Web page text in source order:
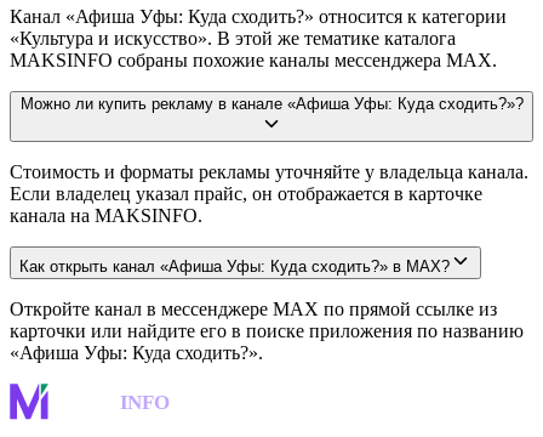
Канал «Афиша Уфы: Куда сходить?» относится к категории
«Культура и искусство». В этой же тематике каталога
MAKSINFO собраны похожие каналы мессенджера MAX.
Можно ли купить рекламу в канале «Афиша Уфы: Куда сходить?»?
Стоимость и форматы рекламы уточняйте у владельца канала.
Если владелец указал прайс, он отображается в карточке
канала на MAKSINFO.
Как открыть канал «Афиша Уфы: Куда сходить?» в MAX?
Откройте канал в мессенджере MAX по прямой ссылке из
карточки или найдите его в поиске приложения по названию
«Афиша Уфы: Куда сходить?».
INFO